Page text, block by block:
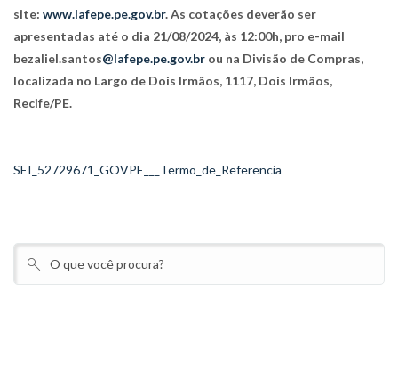
site: www.lafepe.pe.gov.br. As cotações deverão ser
apresentadas até o dia 21/08/2024, às 12:00h, pro e-mail
bezaliel.santos@lafepe.pe.gov.br ou na Divisão de Compras,
localizada no Largo de Dois Irmãos, 1117, Dois Irmãos,
Recife/PE.
SEI_52729671_GOVPE___Termo_de_Referencia